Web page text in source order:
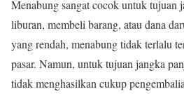
Menabung sangat cocok untuk tujuan
liburan, membeli barang, atau dana
yang rendah, menabung tidak terlalu
pasar. Namun, untuk tujuan jangka
tidak menghasilkan cukup